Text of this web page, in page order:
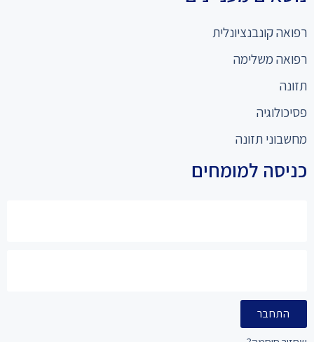
נושאים מעניינים
רפואה קונבנציונלית
רפואה משלימה
תזונה
פסיכולוגיה
מחשבוני תזונה